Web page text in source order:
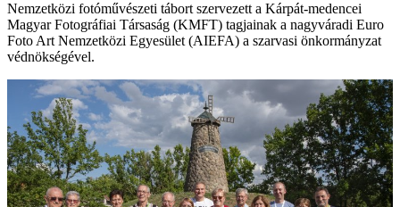
Nemzetközi fotóművészeti tábort szervezett a Kárpát-medencei
Magyar Fotográfiai Társaság (KMFT) tagjainak a nagyváradi Euro
Foto Art Nemzetközi Egyesület (AIEFA) a szarvasi önkormányzat
védnökségével.